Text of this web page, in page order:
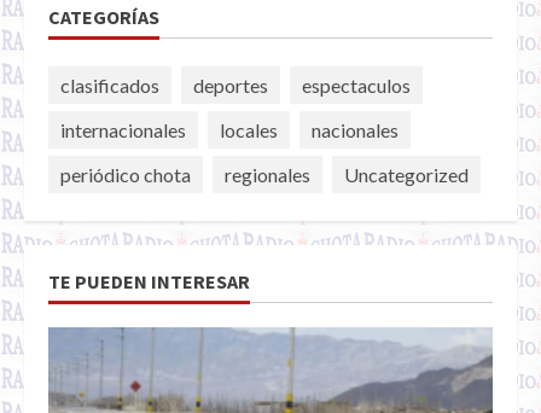
CATEGORÍAS
clasificados deportes
espectaculos
internacionales
locales
nacionales
periódico chota
regionales Uncategorized
TE PUEDEN INTERESAR